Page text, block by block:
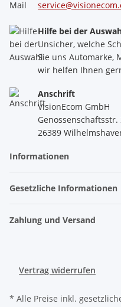
Hilfe bei der
Unsicher, welche
Sie uns Automarke,
wir helfen Ihnen
Anschrift
VisionEcom GmbH
Genossenschaftsstr.
26389
Informationen
Gesetzliche Informationen
Zahlung und Versand
Vertrag widerrufen
* Alle Preise inkl.